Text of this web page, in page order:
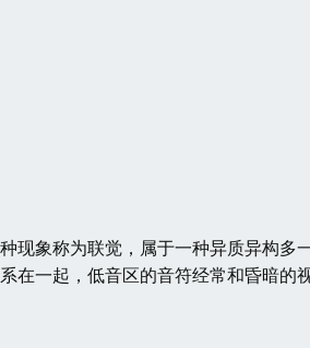
现象称为联觉，属于一种异质异构多
在一起，低音区的音符经常和昏暗的